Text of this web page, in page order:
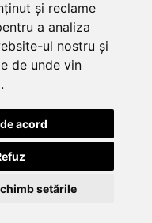
și reclame
a analiza
ul nostru și
de unde vin
acord
setările